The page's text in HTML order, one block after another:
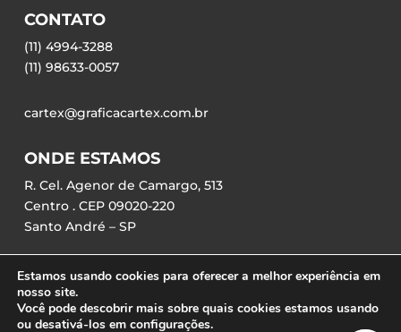
CONTATO
(11) 4994-3288
(11) 98633-0057
cartex@graficacartex.com.br
ONDE ESTAMOS
R. Cel. Agenor de Camargo, 513
Centro . CEP 09020-220
Santo André – SP
Estamos usando cookies para oferecer a melhor experiência em
nosso site.
Você pode descobrir mais sobre quais cookies estamos usando
ou desativá-los em configurações.